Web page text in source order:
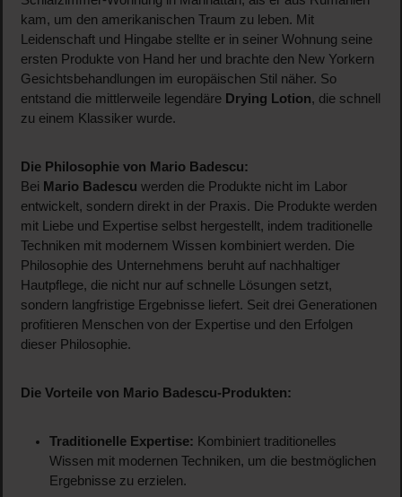
kam, um den amerikanischen Traum zu leben. Mit
Leidenschaft und Hingabe stellte er in seiner Wohnung seine
ersten Produkte von Hand her und brachte den New Yorkern
Gesichtsbehandlungen im europäischen Stil näher. So
entstand die mittlerweile legendäre Drying Lotion, die schnell
zu einem Klassiker wurde.
Die Philosophie von Mario Badescu:
Bei Mario Badescu werden die Produkte nicht im Labor
entwickelt, sondern direkt in der Praxis. Die Produkte werden
mit Liebe und Expertise selbst hergestellt, indem traditionelle
Techniken mit modernem Wissen kombiniert werden. Die
Philosophie des Unternehmens beruht auf nachhaltiger
Hautpflege, die nicht nur auf schnelle Lösungen setzt,
sondern langfristige Ergebnisse liefert. Seit drei Generationen
profitieren Menschen von der Expertise und den Erfolgen
dieser Philosophie.
Die Vorteile von Mario Badescu-Produkten:
Traditionelle Expertise: Kombiniert traditionelles
Wissen mit modernen Techniken, um die bestmöglichen
Ergebnisse zu erzielen.